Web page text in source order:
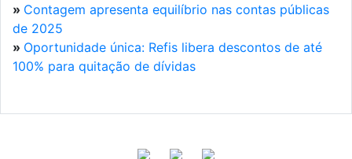
» Contagem apresenta equilíbrio nas contas públicas
de 2025
» Oportunidade única: Refis libera descontos de até
100% para quitação de dívidas